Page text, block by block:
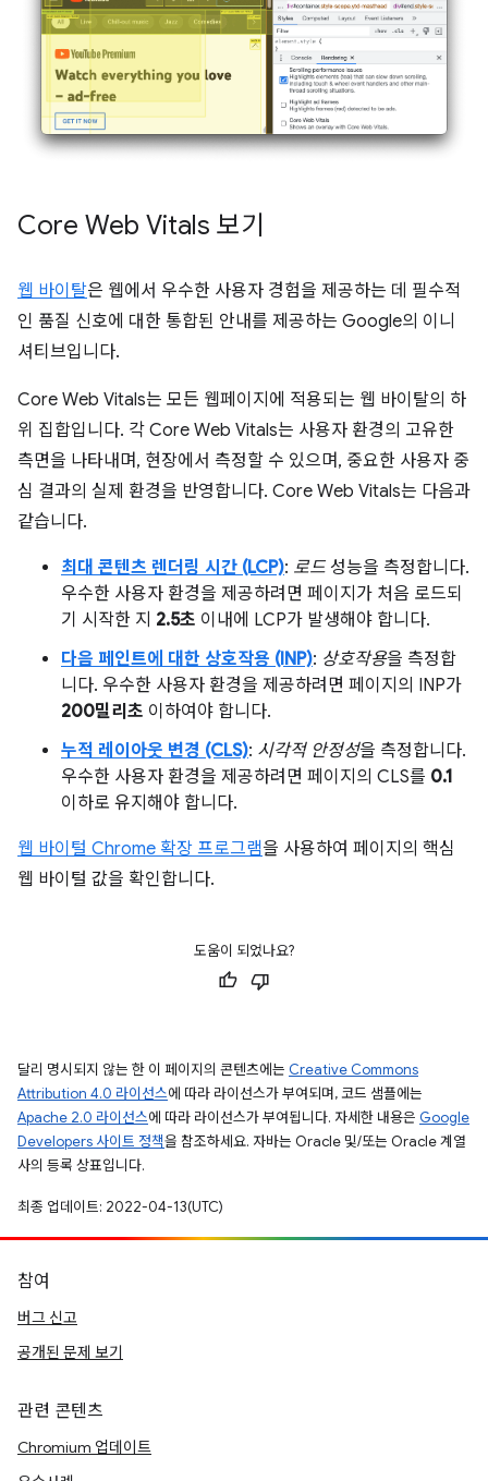
Core Web Vitals 보기
웹 바이탈은 웹에서 우수한 사용자 경험을 제공하는 데 필수적
인 품질 신호에 대한 통합된 안내를 제공하는 Google의 이니
셔티브입니다.
Core Web Vitals는 모든 웹페이지에 적용되는 웹 바이탈의 하
위 집합입니다. 각 Core Web Vitals는 사용자 환경의 고유한
측면을 나타내며, 현장에서 측정할 수 있으며, 중요한 사용자 중
심 결과의 실제 환경을 반영합니다. Core Web Vitals는 다음과
같습니다.
최대 콘텐츠 렌더링 시간 (LCP): 로드 성능을 측정합니다.
우수한 사용자 환경을 제공하려면 페이지가 처음 로드되
기 시작한 지 2.5초 이내에 LCP가 발생해야 합니다.
다음 페인트에 대한 상호작용 (INP): 상호작용을 측정합
니다. 우수한 사용자 환경을 제공하려면 페이지의 INP가
200밀리초 이하여야 합니다.
누적 레이아웃 변경 (CLS): 시각적 안정성을 측정합니다.
우수한 사용자 환경을 제공하려면 페이지의 CLS를 0.1
이하로 유지해야 합니다.
웹 바이털 Chrome 확장 프로그램을 사용하여 페이지의 핵심
웹 바이털 값을 확인합니다.
도움이 되었나요?
달리 명시되지 않는 한 이 페이지의 콘텐츠에는 Creative Commons
Attribution 4.0 라이선스에 따라 라이선스가 부여되며, 코드 샘플에는
Apache 2.0 라이선스에 따라 라이선스가 부여됩니다. 자세한 내용은 Google
Developers 사이트 정책을 참조하세요. 자바는 Oracle 및/또는 Oracle 계열
사의 등록 상표입니다.
최종 업데이트: 2022-04-13(UTC)
참여
버그 신고
공개된 문제 보기
관련 콘텐츠
Chromium 업데이트